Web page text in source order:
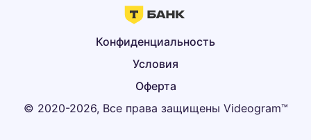
© 2020-2026, Все права защищены Videogram™
Оферта
Условия
Конфиденциальность